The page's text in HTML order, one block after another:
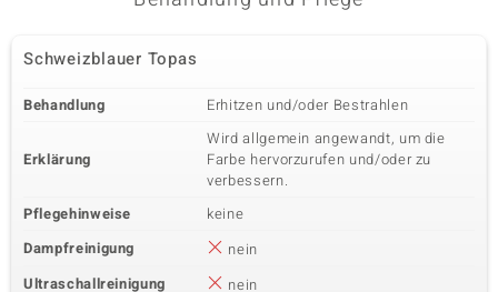
Schweizblauer Topas
Behandlung Erhitzen und/oder Bestrahlen
Erklärung
Wird allgemein angewandt, um die
Farbe hervorzurufen und/oder zu
verbessern.
Pflegehinweise
keine
Dampfreinigung
nein
Ultraschallreinigung
nein